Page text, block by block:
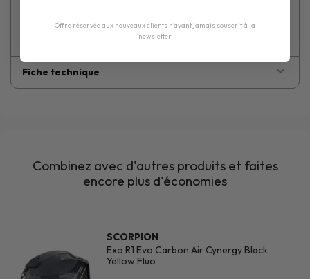
Fiche technique
Combinez avec d'autres produits et faites
encore plus d'économies
SCORPION
Exo R1 Evo Carbon Air Cynergy Black
Yellow Fluo
Offre réservée aux nouveaux clients n'ayant jamais souscrit à la
newsletter